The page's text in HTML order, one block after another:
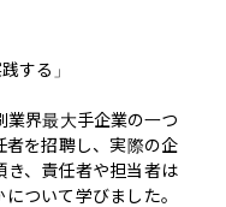
する」
業界最大手企業の一つ
を招聘し、実際の企
、責任者や担当者は
ついて学びました。